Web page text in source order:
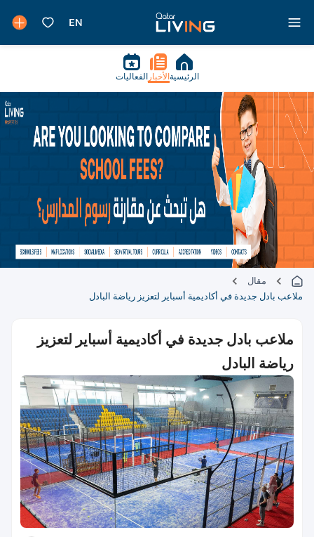
الرئيسية الأخبار الفعاليات
مقال
ملاعب بادل جديدة في أكاديمية أسباير لتعزيز رياضة البادل
ملاعب بادل جديدة في أكاديمية أسباير لتعزيز
رياضة البادل